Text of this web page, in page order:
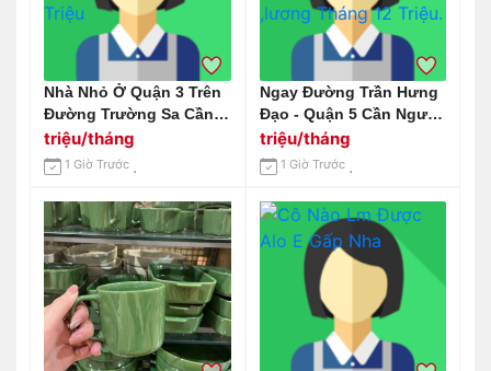
Nhà Nhỏ Ở Quận 3 Trên
Đường Trường Sa Cần
Gấp Chị Giúp Việc Nhà
Lương 12 Triệu
triệu/tháng
1 Giờ Trước
Ngay Đường Trần Hưng
Đạo - Quận 5 Cần Người
Giúp Việc Bao Ăn Ở Lại
Được ,lương Tháng 12
Triệu.
triệu/tháng
1 Giờ Trước